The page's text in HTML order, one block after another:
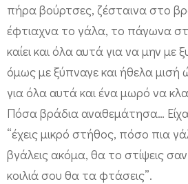
πήρα βούρτσες, ζέσταινα στο
έφτιαχνα το γάλα, το πάγωνα
καίει και όλα αυτά για να μην με
όμως με ξύπναγε και ήθελα μισή
για όλα αυτά και ένα μωρό να
Πόσα βράδια αναθεμάτησα… Είχα
“έχεις μικρό στήθος, πόσο πια
βγάλεις ακόμα, θα το στίψεις
κοιλιά σου θα τα φτάσεις”.